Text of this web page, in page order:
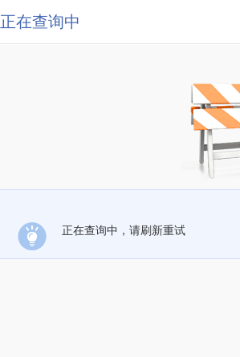
正在查询中
正在查询中，请刷新重试